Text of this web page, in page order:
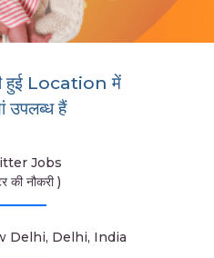
हुई Location में
उपलब्ध हैं
Jobs
की नौकरी )
Delhi, Delhi, India